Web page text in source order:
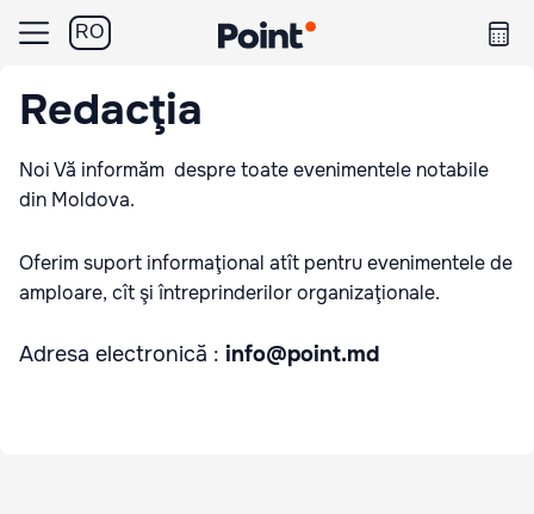
RO
Redacţia
Noi Vă informăm despre toate evenimentele notabile
din Moldova.
Oferim suport informaţional atît pentru evenimentele de
amploare, cît şi întreprinderilor organizaţionale.
Adresa electronică : info@point.md